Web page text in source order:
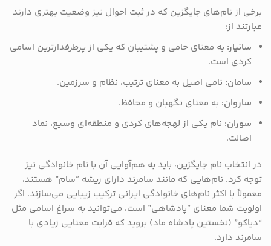
برخی از نام‌های جایگزین که در ثبت احوال نیز وضعیت بهتری دارند
عبارتند از:
سانیار: به معنای حامی و پشتیبان که یکی از پرطرفدارترین اسامی
کردی است.
سامان: نامی اصیل به معنای ترتیب، نظام و سرزمین.
ساروان: به معنای نگهبان و محافظ.
سوران: نام یکی از لهجه‌های کردی و منطقه‌ای وسیع، نماد
اصالت.
در انتخاب نام جایگزین، باید به هم‌آوایی آن با نام خانوادگی نیز
توجه کرد. نام‌هایی که مانند سامرند دارای ریشه “سام” هستند،
معمولاً با اکثر نام‌های خانوادگی ایرانی ترکیب زیبایی می‌سازند. اگر
اولویت شما معنای “پادشاهی” است، می‌توانید به سراغ اسامی مثل
“دیاکو” (نخستین پادشاه ماد) بروید که قرابت معنایی زیادی با
سامرند دارد.